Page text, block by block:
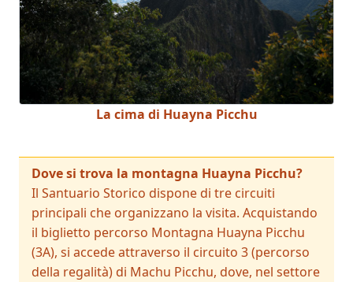
La cima di Huayna Picchu
Dove si trova la montagna Huayna Picchu?
Il Santuario Storico dispone di tre circuiti
principali che organizzano la visita. Acquistando
il biglietto percorso Montagna Huayna Picchu
(3A), si accede attraverso il circuito 3 (percorso
della regalità) di Machu Picchu, dove, nel settore